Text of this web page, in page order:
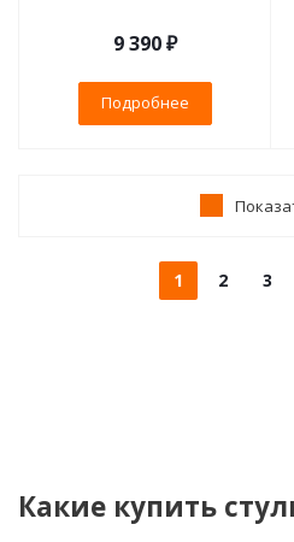
9 390 ₽
Подробнее
1 2 3
Какие купить